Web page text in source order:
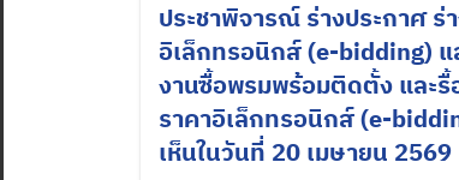
ประชาพิจารณ์ ร่างประกาศ ร่
อิเล็กทรอนิกส์ (e-bidding)
งานซื้อพรมพร้อมติดตั้ง และรื้
ราคาอิเล็กทรอนิกส์ (e-
เห็นในวันที่ 20 เมษายน 2569